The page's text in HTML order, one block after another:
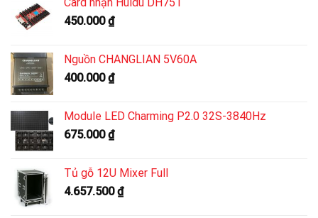
Card nhận Huidu DH751
450.000₫
Nguồn CHANGLIAN 5V60A
400.000₫
Module LED Charming P2.0 32S-3840Hz
675.000₫
Tủ gỗ 12U Mixer Full
4.657.500₫